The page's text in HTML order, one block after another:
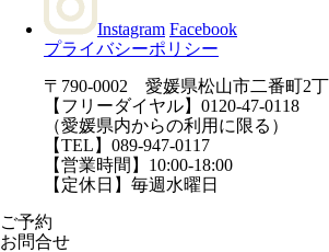
Instagram Facebook
プライバシーポリシー
〒790-0002 愛媛県松山市二番町2
【フリーダイヤル】0120-47-0118
（愛媛県内からの利用に限る）
【TEL】089-947-0117
【営業時間】10:00-18:00
【定休日】毎週水曜日
ご予約
お問合せ